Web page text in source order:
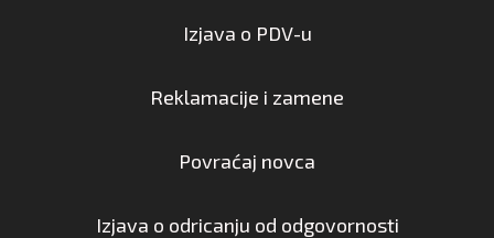
Izjava o PDV-u
Reklamacije i zamene
Povraćaj novca
Izjava o odricanju od odgovornosti